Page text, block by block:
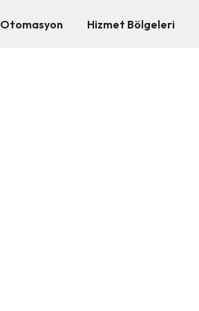
Otomasyon Hizmet Bölgeleri